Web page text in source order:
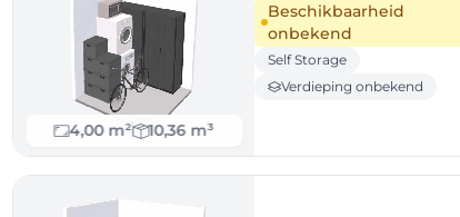
4,00 m² 10,36 m³
Beschikbaarheid
onbekend
Self Storage
Verdieping onbekend